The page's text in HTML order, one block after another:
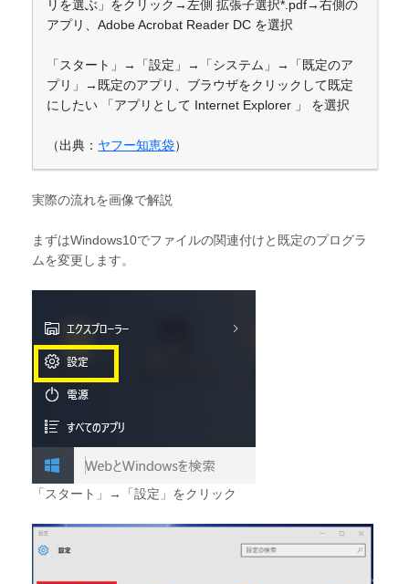
リを選ぶ」をクリック→左側 拡張子選択*.pdf→右側の
アプリ、Adobe Acrobat Reader DC を選択
「スタート」→「設定」→「システム」→「既定のア
プリ」→既定のアプリ、ブラウザをクリックして既定
にしたい 「アプリとして Internet Explorer 」 を選択
（出典： ヤフー知恵袋）
実際の流れを画像で解説
まずはWindows10でファイルの関連付けと既定のプログラ
ムを変更します。
「スタート」→「設定」をクリック